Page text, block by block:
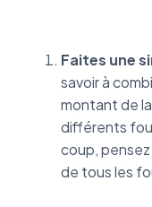
Faites une
savoir à
montant de
différents
coup,
de tous les